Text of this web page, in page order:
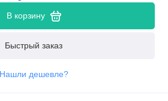
В корзину
Быстрый заказ
Нашли дешевле?